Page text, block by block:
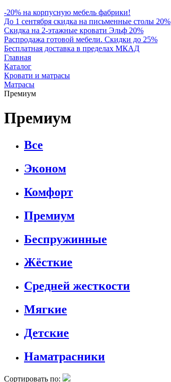
-20% на корпусную мебель фабрики!
До 1 сентября скидка на письменные столы 20%
Скидка на 2-этажные кровати Эльф 20%
Распродажа готовой мебели. Скидки до 25%
Бесплатная доставка в пределах МКАД
Главная
Каталог
Кровати и матрасы
Матрасы
Премиум
Премиум
Все
Эконом
Комфорт
Премиум
Беспружинные
Жёсткие
Средней жесткости
Мягкие
Детские
Наматрасники
Сортировать по: